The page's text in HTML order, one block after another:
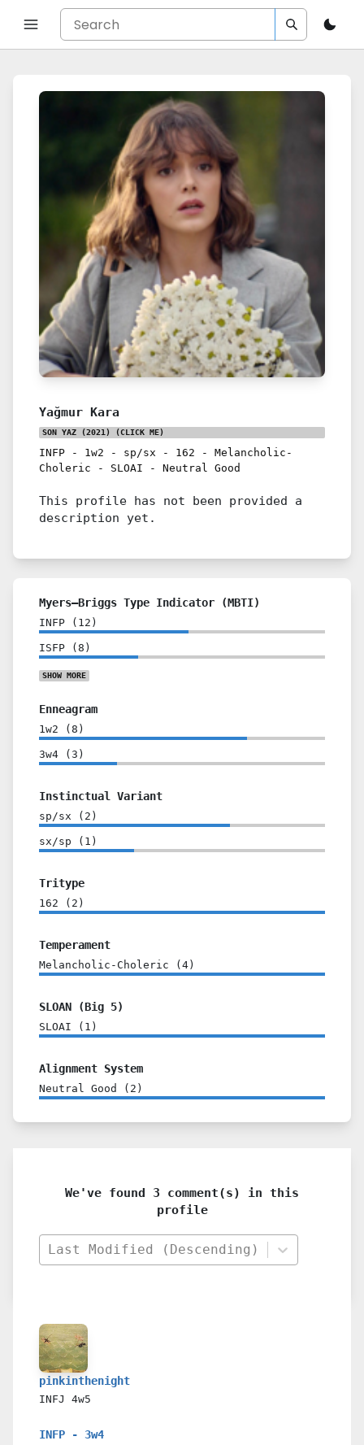
Yağmur Kara
SON YAZ (2021) (CLICK ME)
INFP - 1w2 - sp/sx - 162 - Melancholic-
Choleric - SLOAI - Neutral Good
This profile has not been provided a
description yet.
Myers–Briggs Type Indicator (MBTI)
INFP ( 12 )
ISFP ( 8 )
SHOW MORE
Enneagram
1w2 ( 8 )
3w4 ( 3 )
Instinctual Variant
sp/sx ( 2 )
sx/sp ( 1 )
Tritype
162 ( 2 )
Temperament
Melancholic-Choleric ( 4 )
SLOAN (Big 5)
SLOAI ( 1 )
Alignment System
Neutral Good ( 2 )
We've found 3 comment(s) in this
profile
Last Modified (Descending)
pinkinthenight
INFJ 4w5
INFP - 3w4